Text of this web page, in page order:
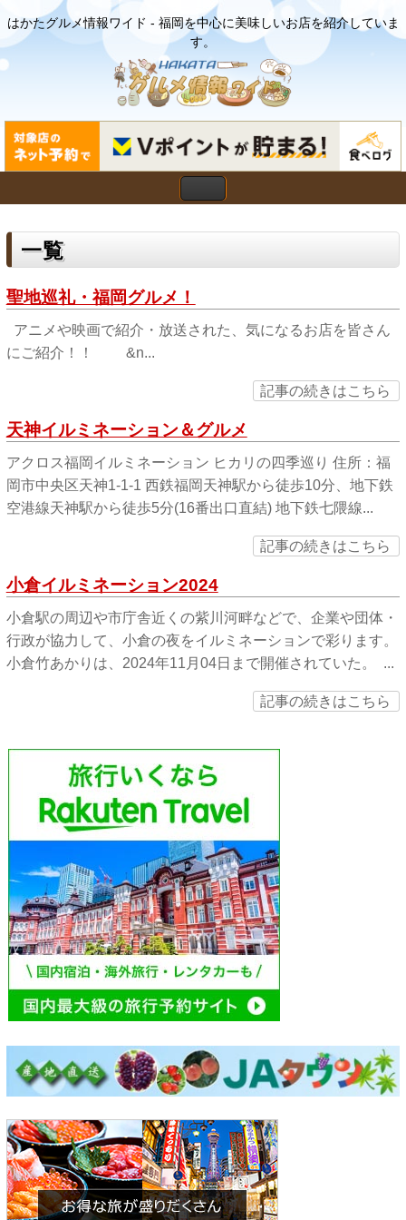
はかたグルメ情報ワイド - 福岡を中心に美味しいお店を紹介していま
す。
一覧
聖地巡礼・福岡グルメ！
アニメや映画で紹介・放送された、気になるお店を皆さん
にご紹介！！ &n...
記事の続きはこちら
天神イルミネーション＆グルメ
アクロス福岡イルミネーション ヒカリの四季巡り 住所：福
岡市中央区天神1-1-1 西鉄福岡天神駅から徒歩10分、地下鉄
空港線天神駅から徒歩5分(16番出口直結) 地下鉄七隈線...
記事の続きはこちら
小倉イルミネーション2024
小倉駅の周辺や市庁舎近くの紫川河畔などで、企業や団体・
行政が協力して、小倉の夜をイルミネーションで彩ります。
小倉竹あかりは、2024年11月04日まで開催されていた。 ...
記事の続きはこちら